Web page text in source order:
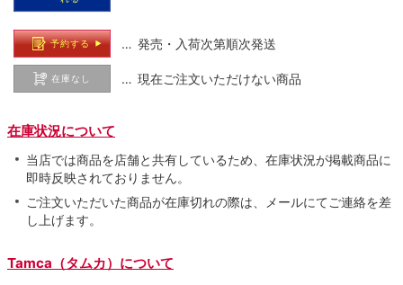
予約する … 発売・入荷次第順次発送
在庫なし … 現在ご注文いただけない商品
在庫状況について
当店では商品を店舗と共有しているため、在庫状況が掲載商品に
即時反映されておりません。
ご注文いただいた商品が在庫切れの際は、メールにてご連絡を差
し上げます。
Tamca（タムカ）について